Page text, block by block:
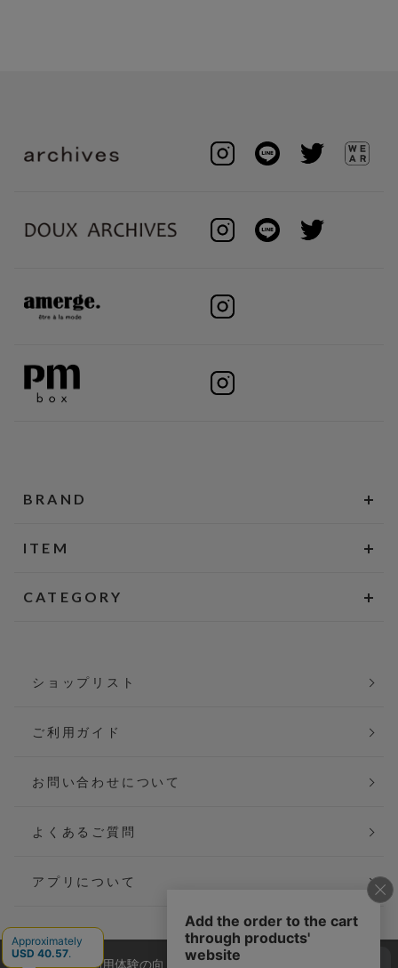
BRAND
ITEM
CATEGORY
ショップリスト
ご利用ガイド
お問い合わせについて
よくあるご質問
アプリについて
当サイトでは利用体験の向上およびコンテンツの最適な提供、ト